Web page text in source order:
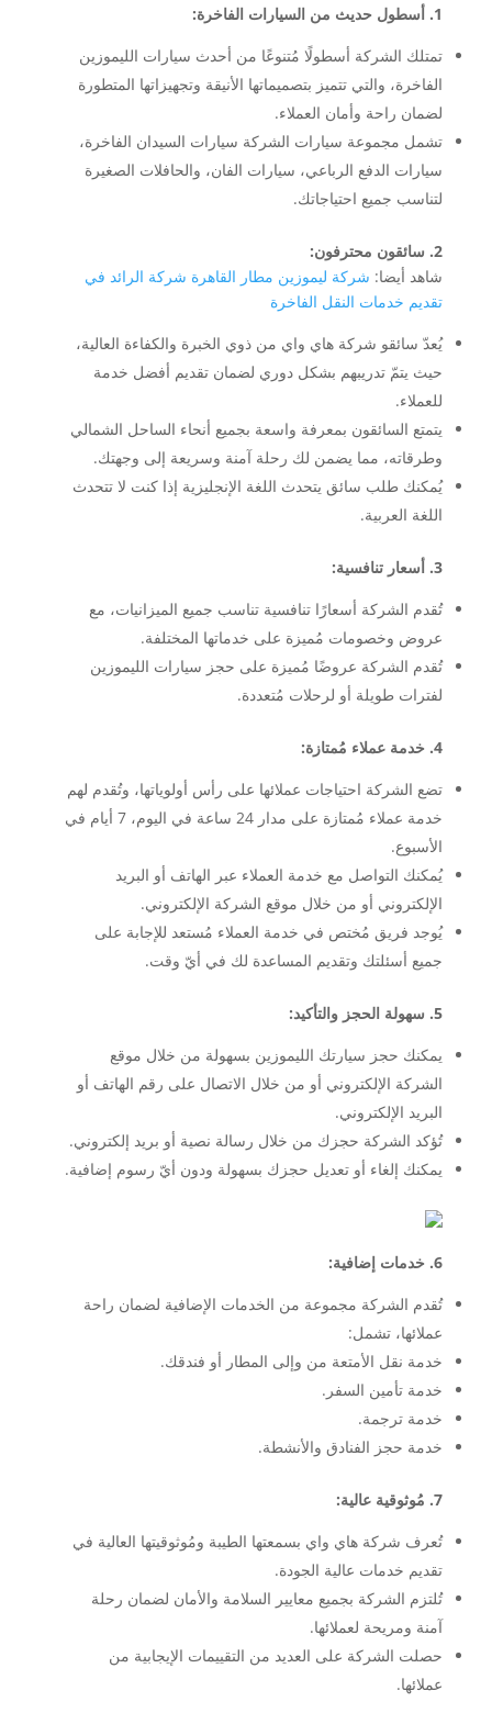
1. أسطول حديث من السيارات الفاخرة:
تمتلك الشركة أسطولًا مُتنوعًا من أحدث سيارات الليموزين
الفاخرة، والتي تتميز بتصميماتها الأنيقة وتجهيزاتها المتطورة
لضمان راحة وأمان العملاء.
تشمل مجموعة سيارات الشركة سيارات السيدان الفاخرة،
سيارات الدفع الرباعي، سيارات الفان، والحافلات الصغيرة
لتناسب جميع احتياجاتك.
2. سائقون محترفون:
شاهد أيضا: شركة ليموزين مطار القاهرة شركة الرائد في
تقديم خدمات النقل الفاخرة
يُعدّ سائقو شركة هاي واي من ذوي الخبرة والكفاءة العالية،
حيث يتمّ تدريبهم بشكل دوري لضمان تقديم أفضل خدمة
للعملاء.
يتمتع السائقون بمعرفة واسعة بجميع أنحاء الساحل الشمالي
وطرقاته، مما يضمن لك رحلة آمنة وسريعة إلى وجهتك.
يُمكنك طلب سائق يتحدث اللغة الإنجليزية إذا كنت لا تتحدث
اللغة العربية.
3. أسعار تنافسية:
تُقدم الشركة أسعارًا تنافسية تناسب جميع الميزانيات، مع
عروض وخصومات مُميزة على خدماتها المختلفة.
تُقدم الشركة عروضًا مُميزة على حجز سيارات الليموزين
لفترات طويلة أو لرحلات مُتعددة.
4. خدمة عملاء مُمتازة:
تضع الشركة احتياجات عملائها على رأس أولوياتها، وتُقدم لهم
خدمة عملاء مُمتازة على مدار 24 ساعة في اليوم، 7 أيام في
الأسبوع.
يُمكنك التواصل مع خدمة العملاء عبر الهاتف أو البريد
الإلكتروني أو من خلال موقع الشركة الإلكتروني.
يُوجد فريق مُختص في خدمة العملاء مُستعد للإجابة على
جميع أسئلتك وتقديم المساعدة لك في أيّ وقت.
5. سهولة الحجز والتأكيد:
يمكنك حجز سيارتك الليموزين بسهولة من خلال موقع
الشركة الإلكتروني أو من خلال الاتصال على رقم الهاتف أو
البريد الإلكتروني.
تُؤكد الشركة حجزك من خلال رسالة نصية أو بريد إلكتروني.
يمكنك إلغاء أو تعديل حجزك بسهولة ودون أيّ رسوم إضافية.
6. خدمات إضافية:
تُقدم الشركة مجموعة من الخدمات الإضافية لضمان راحة
عملائها، تشمل:
خدمة نقل الأمتعة من وإلى المطار أو فندقك.
خدمة تأمين السفر.
خدمة ترجمة.
خدمة حجز الفنادق والأنشطة.
7. مُوثوقية عالية:
تُعرف شركة هاي واي بسمعتها الطيبة ومُوثوقيتها العالية في
تقديم خدمات عالية الجودة.
تُلتزم الشركة بجميع معايير السلامة والأمان لضمان رحلة
آمنة ومريحة لعملائها.
حصلت الشركة على العديد من التقييمات الإيجابية من
عملائها.